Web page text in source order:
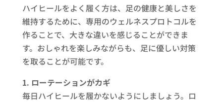
ハイヒールをよく履く方は、足の健康と美しさを
維持するために、専用のウェルネスプロトコルを
作ることで、大きな違いを感じることができま
す。おしゃれを楽しみながらも、足に優しい対策
を取ることが可能です。
1. ローテーションがカギ
毎日ハイヒールを履かないようにしましょう。ロ